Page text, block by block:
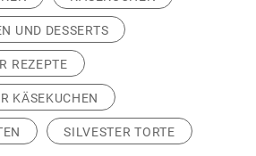
UND DESSERTS
REZEPTE
KÄSEKUCHEN
SILVESTER TORTE